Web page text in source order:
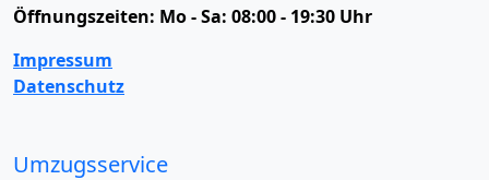
Öffnungszeiten: Mo - Sa: 08:00 - 19:30 Uhr
Impressum
Datenschutz
Umzugsservice